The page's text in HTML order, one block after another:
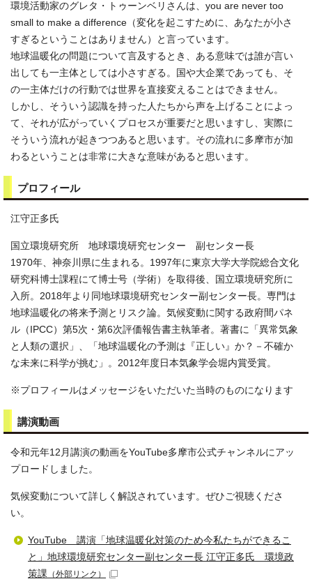
環境活動家のグレタ・トゥーンベリさんは、you are never too
small to make a difference（変化を起こすために、あなたが小さ
すぎるということはありません）と言っています。
地球温暖化の問題について言及するとき、ある意味では誰が言い
出しても一主体としては小さすぎる。国や大企業であっても、そ
の一主体だけの行動では世界を直接変えることはできません。
しかし、そういう認識を持った人たちから声を上げることによっ
て、それが広がっていくプロセスが重要だと思いますし、実際に
そういう流れが起きつつあると思います。その流れに多摩市が加
わるということは非常に大きな意味があると思います。
プロフィール
江守正多氏
国立環境研究所 地球環境研究センター 副センター長
1970年、神奈川県に生まれる。1997年に東京大学大学院総合文化
研究科博士課程にて博士号（学術）を取得後、国立環境研究所に
入所。2018年より同地球環境研究センター副センター長。専門は
地球温暖化の将来予測とリスク論。気候変動に関する政府間パネ
ル（IPCC）第5次・第6次評価報告書主執筆者。著書に「異常気象
と人類の選択」、「地球温暖化の予測は『正しい』か？－不確か
な未来に科学が挑む」。2012年度日本気象学会堀内賞受賞。
※プロフィールはメッセージをいただいた当時のものになります
講演動画
令和元年12月講演の動画をYouTube多摩市公式チャンネルにアッ
プロードしました。
気候変動について詳しく解説されています。ぜひご視聴くださ
い。
YouTube 講演「地球温暖化対策のため今私たちができるこ
と」地球環境研究センター副センター長 江守正多氏 環境政
策課 （外部リンク）